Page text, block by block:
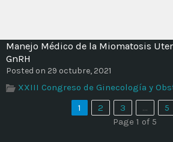
Manejo Médico de la Miomatosis
GnRH
Posted on 29 octubre, 2021
XXIII Congreso de Ginecología y
1
2 3 … 5
Page 1 of 5